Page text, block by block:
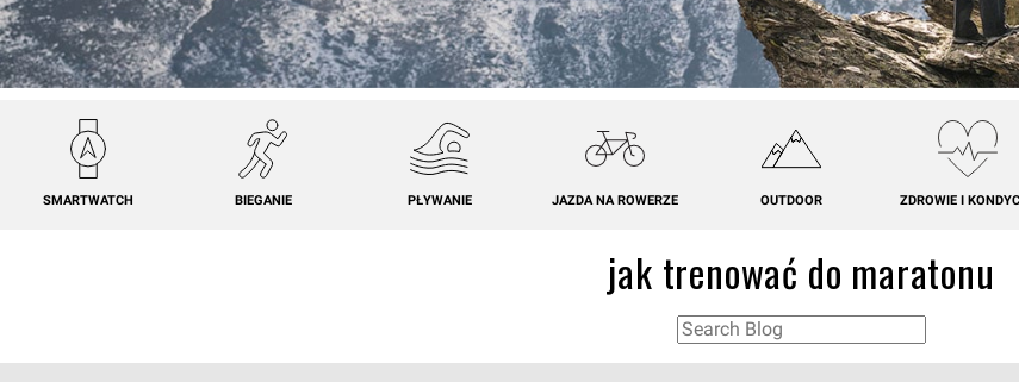
SMARTWATCH BIEGANIE PŁYWANIE JAZDA NA ROWERZE OUTDOOR ZDROWIE I
jak trenować do maratonu